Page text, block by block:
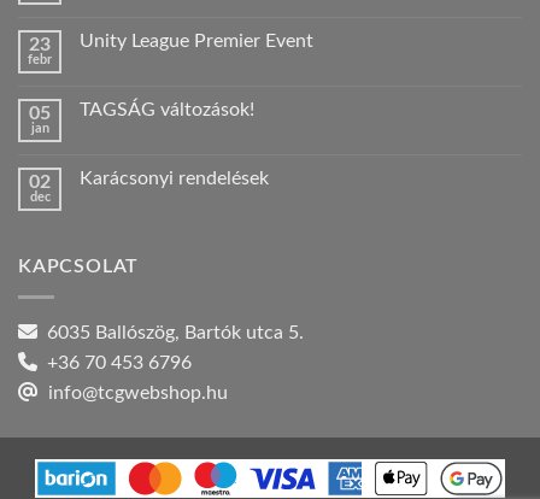
Nyári
23
febr
Unity League Premier Event
Unity
bejegyzéshez
05
jan
TAGSÁG változások!
TAGSÁG
02
dec
Karácsonyi rendelések
rendelések
KAPCSOLAT
6035 Ballószög, Bartók utca 5.
+36 70 453 6796
info@tcgwebshop.hu